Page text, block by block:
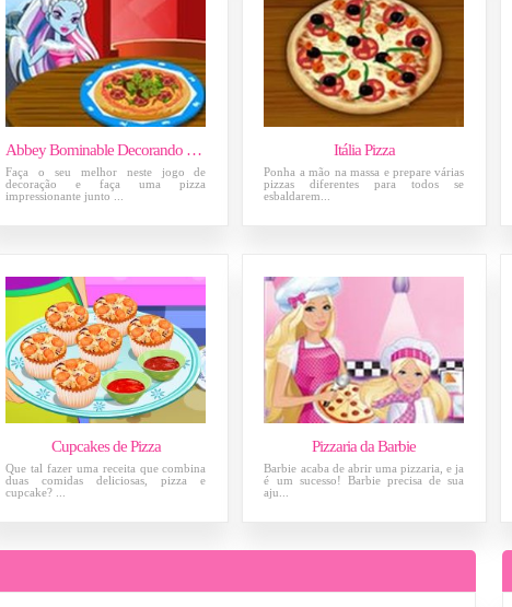
Abbey Bominable Decorando a Pizza
Faça o seu melhor neste jogo de
decoração e faça uma pizza
impressionante junto ...
Itália Pizza
Ponha a mão na massa e prepare várias
pizzas diferentes para todos se
esbaldarem...
Cupcakes de Pizza
Que tal fazer uma receita que combina
duas comidas deliciosas, pizza e
cupcake? ...
Pizzaria da Barbie
Barbie acaba de abrir uma pizzaria, e ja
é um sucesso! Barbie precisa de sua
aju...